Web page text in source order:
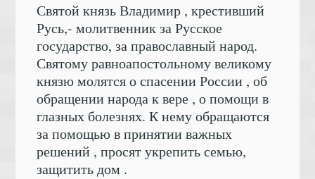
Святой князь Владимир , крестивший
Русь,- молитвенник за Русское
государство, за православный народ.
Святому равноапостольному великому
князю молятся о спасении России , об
обращении народа к вере , о помощи в
глазных болезнях. К нему обращаются
за помощью в принятии важных
решений , просят укрепить семью,
защитить дом .